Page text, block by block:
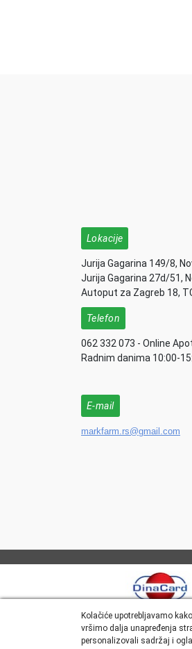
Lokacije
Jurija Gagarina 149/8,
Jurija Gagarina 27d/51,
Autoput za Zagreb 18,
Telefon
062 332 073 - Online
Radnim danima 10:00-
E-mail
markfarm.rs@gmail.com
Kolačiće upotrebljavamo
vršimo dalja unapređenja
personalizovali sadržaj i